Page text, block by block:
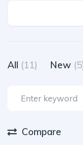
All (11) New
Compare